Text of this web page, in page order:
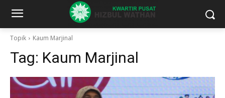
Topik Kaum Marjinal
Tag: Kaum Marjinal